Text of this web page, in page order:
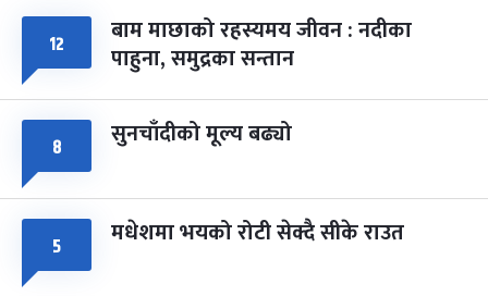
८ फागुपूर्णिमा
चैत्र ८, २०८३-Mar 22, 2027
७ महिना बाँकी
१२ बाम माछाको रहस्यमय जीवन : नदीका
पाहुना, समुद्रका सन्तान
८ सुनचाँदीको मूल्य बढ्यो
५ मधेशमा भयको रोटी सेक्दै सीके राउत